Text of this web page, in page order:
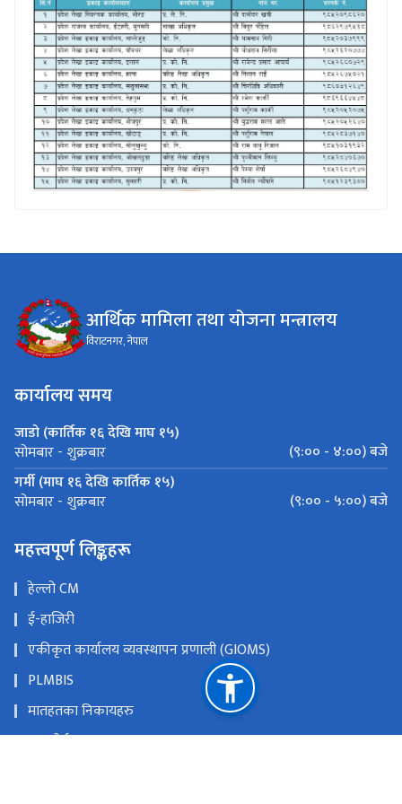
आर्थिक मामिला तथा योजना मन्त्रालय
विराटनगर, नेपाल
कार्यालय समय
जाडो (कार्तिक १६ देखि माघ १५)
सोमबार - शुक्रबार
(९:०० - ४:००) बजे
गर्मी (माघ १६ देखि कार्तिक १५)
सोमबार - शुक्रबार (९:०० - ५:००) बजे
महत्त्वपूर्ण लिङ्कहरू
हेल्लो CM
ई-हाजिरी
एकीकृत कार्यालय व्यवस्थापन प्रणाली (GIOMS)
PLMBIS
मातहतका निकायहरु
DP पोर्टल